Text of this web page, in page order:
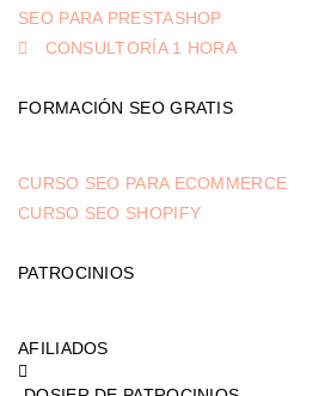
SEO PARA PRESTASHOP
CONSULTORÍA 1 HORA
FORMACIÓN SEO GRATIS
CURSO SEO PARA ECOMMERCE
CURSO SEO SHOPIFY
PATROCINIOS
AFILIADOS